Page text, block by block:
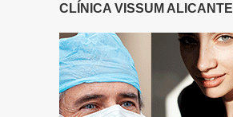
CLÍNICA VISSUM ALICANTE